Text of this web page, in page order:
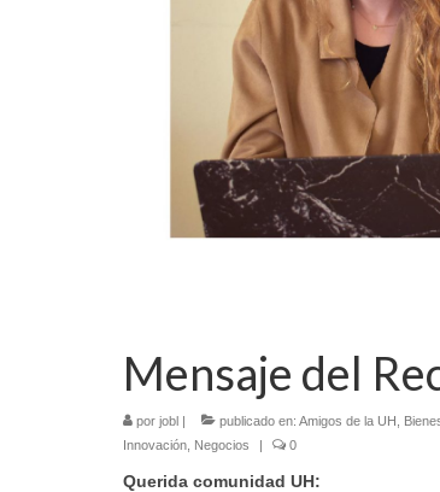
Mensaje del
por jobl | publicado en: Amigos de la UH
Innovación Negocios | 0
Querida comunidad UH: